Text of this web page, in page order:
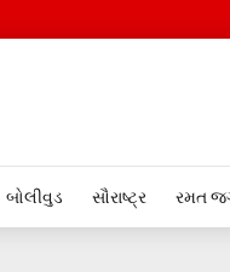
બોલીવુડ સૌરાષ્ટ્ર રમત